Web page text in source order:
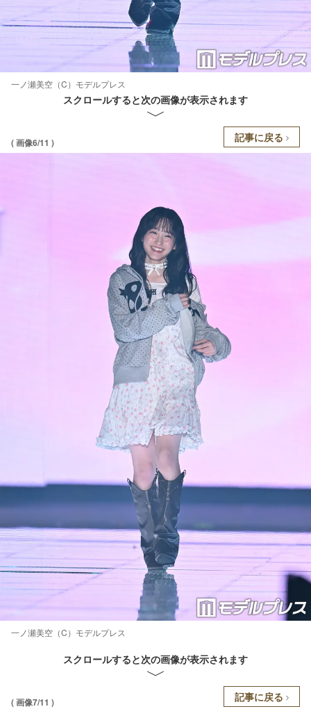
一ノ瀬美空（C）モデルプレス
スクロールすると次の画像が表示されます
( 画像6/11 ) 記事に戻る
一ノ瀬美空（C）モデルプレス
スクロールすると次の画像が表示されます
( 画像7/11 ) 記事に戻る